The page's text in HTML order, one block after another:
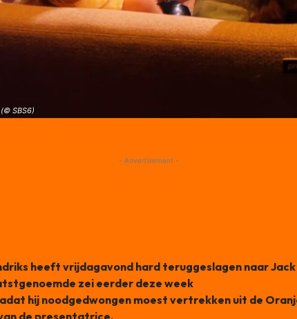
(© SBS6)
- Advertisement -
heeft vrijdagavond hard teruggeslagen naar Jack
zei eerder deze week
hij noodgedwongen moest vertrekken uit de